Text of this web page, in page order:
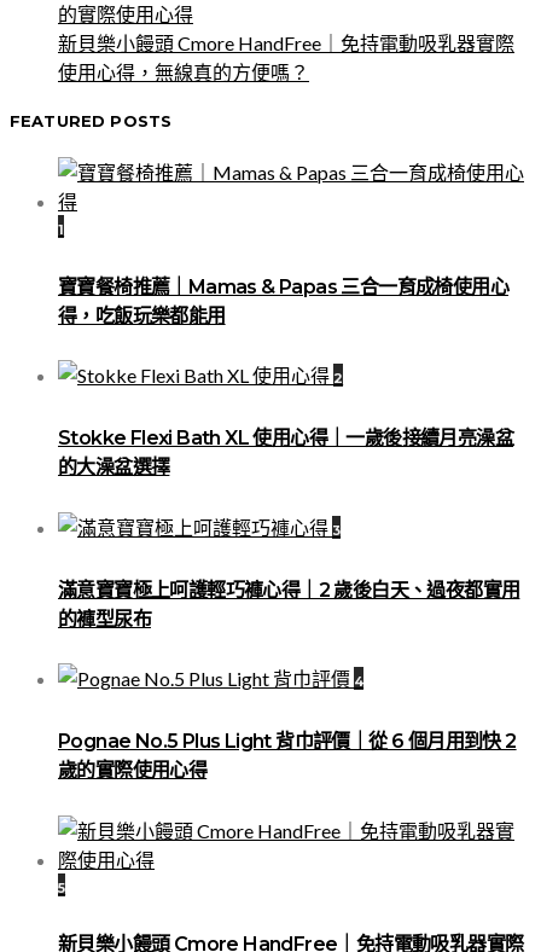
的實際使用心得
新貝樂小饅頭 Cmore HandFree｜免持電動吸乳器實際
使用心得，無線真的方便嗎？
FEATURED POSTS
1
寶寶餐椅推薦｜Mamas & Papas 三合一育成椅使用心
得，吃飯玩樂都能用
2
Stokke Flexi Bath XL 使用心得｜一歲後接續月亮澡盆
的大澡盆選擇
3
滿意寶寶極上呵護輕巧褲心得｜2 歲後白天、過夜都實用
的褲型尿布
4
Pognae No.5 Plus Light 背巾評價｜從 6 個月用到快 2
歲的實際使用心得
5
新貝樂小饅頭 Cmore HandFree｜免持電動吸乳器實際